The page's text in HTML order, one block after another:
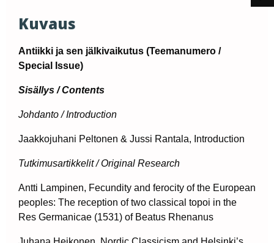
Kuvaus
Antiikki ja sen jälkivaikutus (Teemanumero /
Special Issue)
Sisällys / Contents
Johdanto / Introduction
Jaakkojuhani Peltonen & Jussi Rantala, Introduction
Tutkimusartikkelit / Original Research
Antti Lampinen, Fecundity and ferocity of the European
peoples: The reception of two classical topoi in the
Res Germanicae (1531) of Beatus Rhenanus